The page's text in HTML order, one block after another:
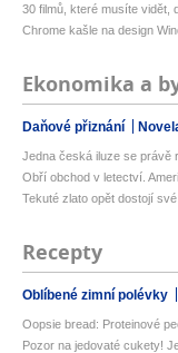
30 filmů, které musíte vidět,
Chrome kašle na design
Ekonomika a
Daňové přiznání
Jedna česká iluze se právě
Obří obchod v letectví.
Tekuté zlato opět dostojí
Recepty
Oblíbené zimní polévky
Oopsie bread: Proteinové
Pozor na jedovaté cukety!